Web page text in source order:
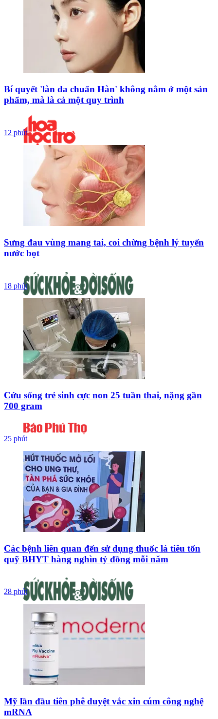
Bí quyết 'làn da chuẩn Hàn' không nằm ở một sản
phẩm, mà là cả một quy trình
12 phút
Sưng đau vùng mang tai, coi chừng bệnh lý tuyến
nước bọt
18 phút
Cứu sống trẻ sinh cực non 25 tuần thai, nặng gần
700 gram
25 phút
Các bệnh liên quan đến sử dụng thuốc lá tiêu tốn
quỹ BHYT hàng nghìn tỷ đồng mỗi năm
28 phút
Mỹ lần đầu tiên phê duyệt vắc xin cúm công nghệ
mRNA